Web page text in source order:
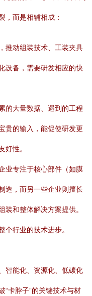
，而是相辅相成：
推动组装技术、工装夹具
设备，需要研发相应的快
的大量数据、遇到的工程
贵的输入，能促使研发更
好性。
业专注于核心部件（如膜
造，而另一些企业则擅长
和整体解决方案提供。
个行业的技术进步。
智能化、资源化、低碳化
“卡脖子”的关键技术与材